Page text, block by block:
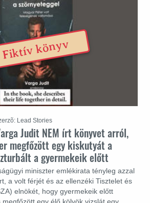
Judit NEM írt könyvet arról,
megfőzött egy kiskutyát a
a gyermekeik előtt
miniszter emlékirata tényleg azzal
a volt férjét és az ellenzéki Tisztelet és
elnökét, hogy gyermekeik előtt
Lead Stories
Fiktív könyv